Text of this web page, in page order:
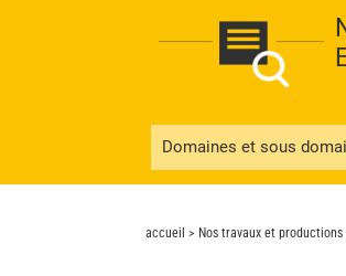
Domaines et sous
accueil > Nos travaux et productions